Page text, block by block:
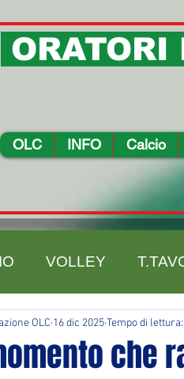
ORATORI
OLC INFO Calcio
VOLLEY
che
OLC 16 dic 2025Tempo di